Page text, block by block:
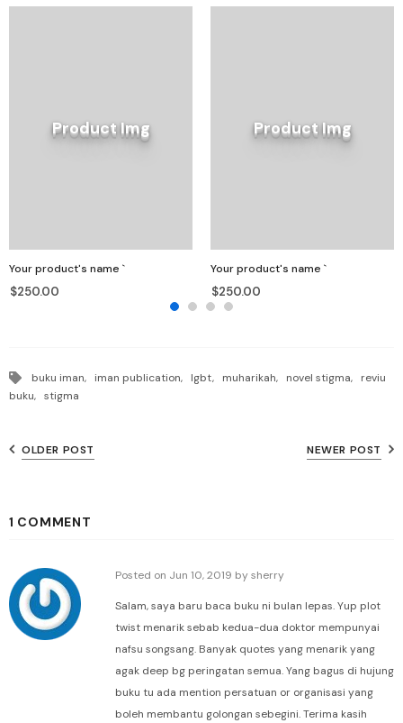
Product Img
Your product's name `
$250.00
Product Img
Your product's name `
$250.00
buku iman, iman publication, lgbt, muharikah, novel stigma, reviu
buku, stigma
OLDER POST NEWER POST
1 COMMENT
Posted on Jun 10, 2019 by sherry
Salam, saya baru baca buku ni bulan lepas. Yup plot
twist menarik sebab kedua-dua doktor mempunyai
nafsu songsang. Banyak quotes yang menarik yang
agak deep bg peringatan semua. Yang bagus di hujung
buku tu ada mention persatuan or organisasi yang
boleh membantu golongan sebegini. Terima kasih